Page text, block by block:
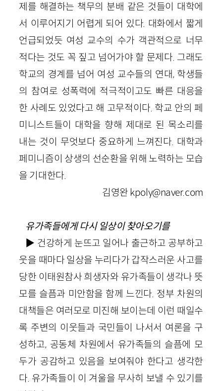
제를 해결하는 책무의 분배 같은 것들이 대학에
서 이루어지기 어렵게 되어 있다. 대화에서 짧게
언급되었듯 여성 교수의 수가 객관적으로 너무
적다는 것도 꼭 짚고 넘어가야 할 문제다. 그래도
학교의 경계를 넘어 여성 교수들의 연대, 학생들
의 참여로 성폭력에 적극적이고도 빠른 대응을
한 사례도 있었다고 해 고무적이다. 학교 안의 페
미니스트들이 대학을 향해 제대로 된 목소리를
내는 것이 무엇보다 중요하게 느껴진다. 대학과
페미니즘이 상생의 선순환을 위해 노력하는 모습
을 기대한다.
김영완 kpoly@naver.com
유가족들에게 다시 일상이 찾아오기를
▶ 건강하게 눈뜨고 일어나 출근하고 공부하고
웃을 때마다 일상을 누리다가 갑작스러운 사고를
당한 이태원참사 희생자와 유가족들이 생각나 뜻
모를 슬픔과 미안함을 함께 느낀다. 정부 차원의
대책들은 여러모로 미진해 보이는데 이런 때일수
록 주변의 이웃들과 국민들이 나서서 여론을 구
성하고, 공동체 차원에서 유가족들의 슬픔에 모
두가 공감하고 있음을 보여줘야 한다고 생각한
다. 유가족들이 이 겨울을 무사히 보낼 수 있기를